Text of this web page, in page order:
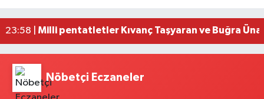
23:58 | Milli pentatletler Kıvanç Taşyaran ve Buğra
Nöbetçi Eczaneler